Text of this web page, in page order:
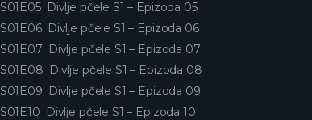
S01E05 Divlje pčele S1 – Epizoda 05
S01E06 Divlje pčele S1 – Epizoda 06
S01E07 Divlje pčele S1 – Epizoda 07
S01E08 Divlje pčele S1 – Epizoda 08
S01E09 Divlje pčele S1 – Epizoda 09
S01E10 Divlje pčele S1 – Epizoda 10